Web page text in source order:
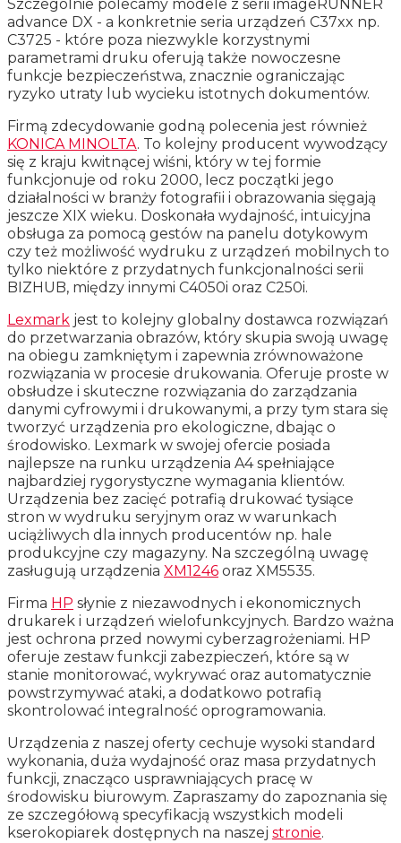
Szczególnie polecamy modele z serii imageRUNNER
advance DX - a konkretnie seria urządzeń C37xx np.
C3725 - które poza niezwykle korzystnymi
parametrami druku oferują także nowoczesne
funkcje bezpieczeństwa, znacznie ograniczając
ryzyko utraty lub wycieku istotnych dokumentów.
Firmą zdecydowanie godną polecenia jest również
KONICA MINOLTA. To kolejny producent wywodzący
się z kraju kwitnącej wiśni, który w tej formie
funkcjonuje od roku 2000, lecz początki jego
działalności w branży fotografii i obrazowania sięgają
jeszcze XIX wieku. Doskonała wydajność, intuicyjna
obsługa za pomocą gestów na panelu dotykowym
czy też możliwość wydruku z urządzeń mobilnych to
tylko niektóre z przydatnych funkcjonalności serii
BIZHUB, między innymi C4050i oraz C250i.
Lexmark jest to kolejny globalny dostawca rozwiązań
do przetwarzania obrazów, który skupia swoją uwagę
na obiegu zamkniętym i zapewnia zrównoważone
rozwiązania w procesie drukowania. Oferuje proste w
obsłudze i skuteczne rozwiązania do zarządzania
danymi cyfrowymi i drukowanymi, a przy tym stara się
tworzyć urządzenia pro ekologiczne, dbając o
środowisko. Lexmark w swojej ofercie posiada
najlepsze na runku urządzenia A4 spełniające
najbardziej rygorystyczne wymagania klientów.
Urządzenia bez zacięć potrafią drukować tysiące
stron w wydruku seryjnym oraz w warunkach
uciążliwych dla innych producentów np. hale
produkcyjne czy magazyny. Na szczególną uwagę
zasługują urządzenia XM1246 oraz XM5535.
Firma HP słynie z niezawodnych i ekonomicznych
drukarek i urządzeń wielofunkcyjnych. Bardzo ważna
jest ochrona przed nowymi cyberzagrożeniami. HP
oferuje zestaw funkcji zabezpieczeń, które są w
stanie monitorować, wykrywać oraz automatycznie
powstrzymywać ataki, a dodatkowo potrafią
skontrolować integralność oprogramowania.
Urządzenia z naszej oferty cechuje wysoki standard
wykonania, duża wydajność oraz masa przydatnych
funkcji, znacząco usprawniających pracę w
środowisku biurowym. Zapraszamy do zapoznania się
ze szczegółową specyfikacją wszystkich modeli
kserokopiarek dostępnych na naszej stronie.